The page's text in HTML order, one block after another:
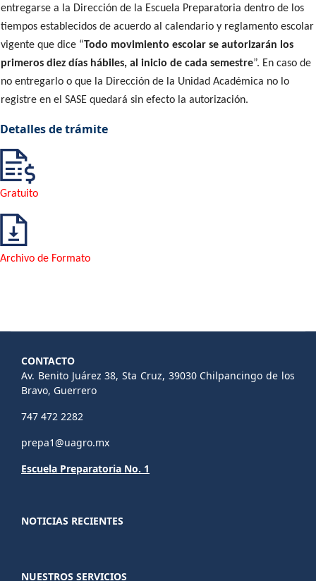
entregarse a la Dirección de la Escuela Preparatoria dentro de los
tiempos establecidos de acuerdo al calendario y reglamento escolar
vigente que dice “Todo movimiento escolar se autorizarán los
primeros diez días hábiles, al inicio de cada semestre”. En caso de
no entregarlo o que la Dirección de la Unidad Académica no lo
registre en el SASE quedará sin efecto la autorización.
Detalles de trámite
Gratuito
Archivo de Formato
CONTACTO
Av. Benito Juárez 38, Sta Cruz, 39030 Chilpancingo de los
Bravo, Guerrero
747 472 2282
prepa1@uagro.mx
Escuela Preparatoria No. 1
NOTICIAS RECIENTES
NUESTROS SERVICIOS